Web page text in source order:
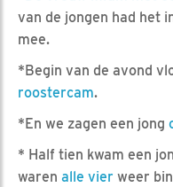
van de jongen had het
mee.
*Begin van de avond
roostercam.
*En we zagen een jong
* Half tien kwam een
waren alle vier weer